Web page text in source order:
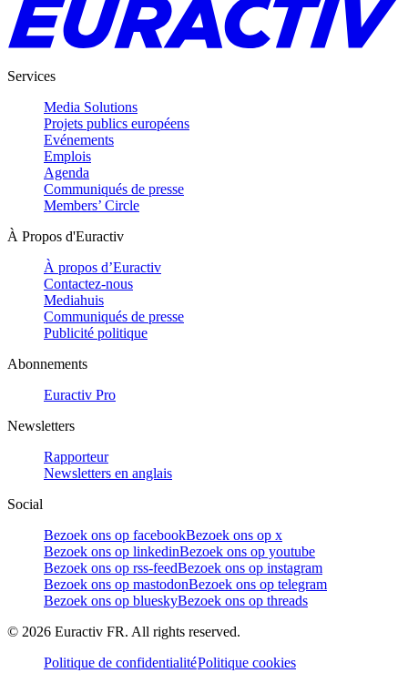
Services
Media Solutions
Projets publics européens
Evénements
Emplois
Agenda
Communiqués de presse
Members’ Circle
À Propos d'Euractiv
À propos d’Euractiv
Contactez-nous
Mediahuis
Communiqués de presse
Publicité politique
Abonnements
Euractiv Pro
Newsletters
Rapporteur
Newsletters en anglais
Social
Bezoek ons op facebookBezoek ons op x
Bezoek ons op linkedinBezoek ons op youtube
Bezoek ons op rss-feedBezoek ons op instagram
Bezoek ons op mastodonBezoek ons op telegram
Bezoek ons op blueskyBezoek ons op threads
© 2026 Euractiv FR. All rights reserved.
Politique de confidentialitéPolitique cookies